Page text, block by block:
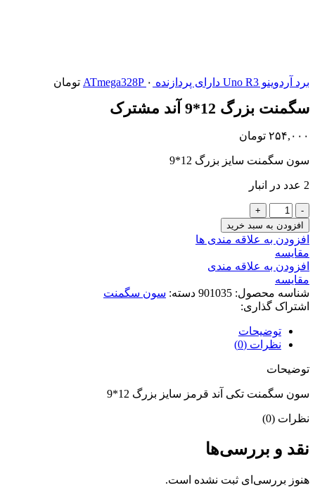
برد آردوینو Uno R3 دارای پردازنده ATmega328P ۰ تومان
سگمنت بزرگ 12*9 آند مشترک
۲۵۴,۰۰۰ تومان
سون سگمنت سایز بزرگ 12*9
2 عدد در انبار
سگمنت
بزرگ
12*9
آند
مشترک
عدد
افزودن به سبد خرید
افزودن به علاقه مندی ها
مقايسه
افزودن به علاقه مندی
مقایسه
شناسه محصول: 901035 دسته: سون سگمنت
اشتراک گذاری:
توضیحات
نظرات (0)
توضیحات
سون سگمنت تکی آند قرمز سایز بزرگ 12*9
نظرات (0)
نقد و بررسی‌ها
هنوز بررسی‌ای ثبت نشده است.